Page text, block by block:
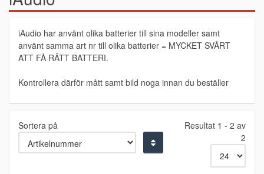
iAudio har använt olika batterier till sina modeller samt
använt samma art nr till olika batterier = MYCKET SVÅRT
ATT FÅ RÄTT BATTERI.
Kontrollera därför mått samt bild noga innan du beställer
Sortera på
Resultat 1 - 2 av
2